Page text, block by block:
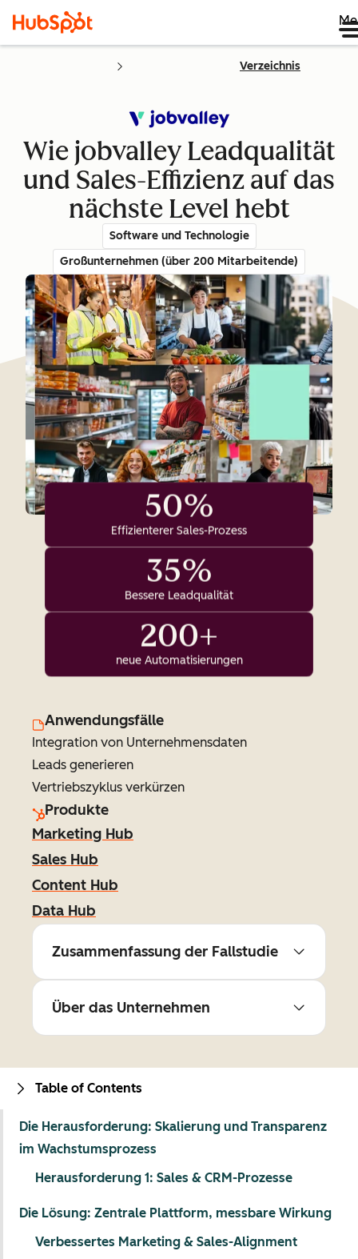
Verzeichnis
Wie jobvalley Leadqualität
und Sales-Effizienz auf das
nächste Level hebt
Software und Technologie
Großunternehmen (über 200 Mitarbeitende)
50%
Effizienterer Sales-Prozess
35%
Bessere Leadqualität
200+
neue Automatisierungen
Anwendungsfälle
Integration von Unternehmensdaten
Leads generieren
Vertriebszyklus verkürzen
Produkte
Marketing Hub
Sales Hub
Content Hub
Data Hub
Zusammenfassung der Fallstudie
Über das Unternehmen
Table of Contents
Die Herausforderung: Skalierung und Transparenz
im Wachstumsprozess
Herausforderung 1: Sales & CRM-Prozesse
Die Lösung: Zentrale Plattform, messbare Wirkung
Verbessertes Marketing & Sales-Alignment